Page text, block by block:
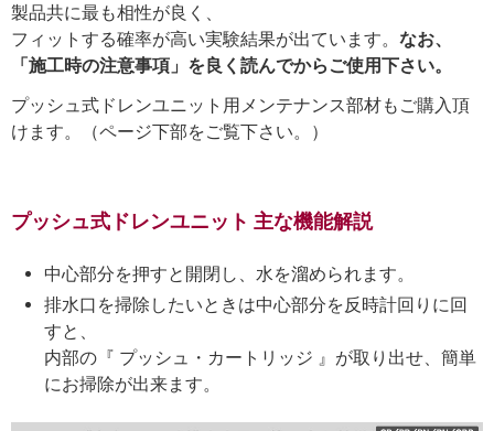
製品共に最も相性が良く、
フィットする確率が高い実験結果が出ています。 なお、
「施工時の注意事項」を良く読んでからご使用下さい。
プッシュ式ドレンユニット用メンテナンス部材もご購入頂
けます。（ページ下部をご覧下さい。）
プッシュ式ドレンユニット 主な機能解説
中心部分を押すと開閉し、水を溜められます。
排水口を掃除したいときは中心部分を反時計回りに回
すと、
内部の『 プッシュ・カートリッジ 』が取り出せ、簡単
にお掃除が出来ます。